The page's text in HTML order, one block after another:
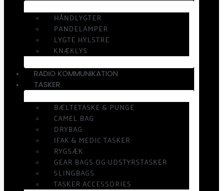
HÅNDLYGTER
PANDELAMPER
LYGTE HYLSTRE
KNÆKLYS
RADIO KOMMUNIKATION
TASKER
BÆLTETASKE & PUNGE
CAMEL BAG
DRYBAG
IFAK & MEDIC TASKER
RYGSÆK
GEAR BAGS OG UDSTYRSTASKER
SLINGBAGS
TASKER ACCESSORIES